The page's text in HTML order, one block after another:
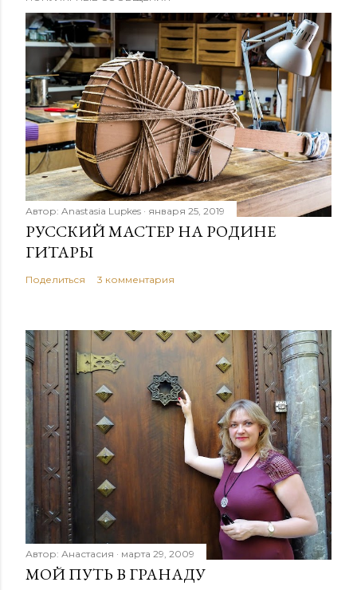
Автор: Anastasia Lupkes января 25, 2019
РУССКИЙ МАСТЕР НА РОДИНЕ
ГИТАРЫ
Поделиться 3 комментария
Автор: Анастасия марта 29, 2009
МОЙ ПУТЬ В ГРАНАДУ